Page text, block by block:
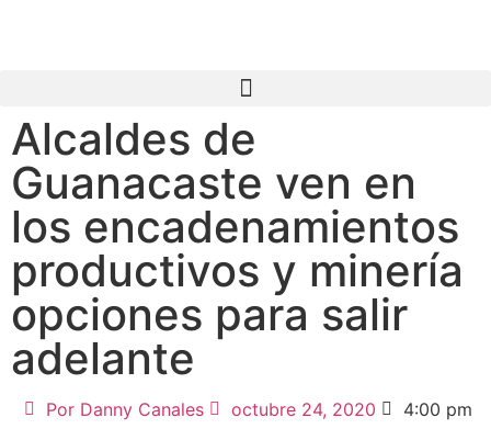
Alcaldes de
Guanacaste ven en
los encadenamientos
productivos y minería
opciones para salir
adelante
Por Danny Canales octubre 24, 2020 4:00 pm